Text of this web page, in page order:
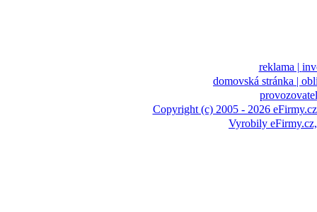
reklama |
domovská stránka |
Copyright (c) 2005 - 2026
Vyrobily